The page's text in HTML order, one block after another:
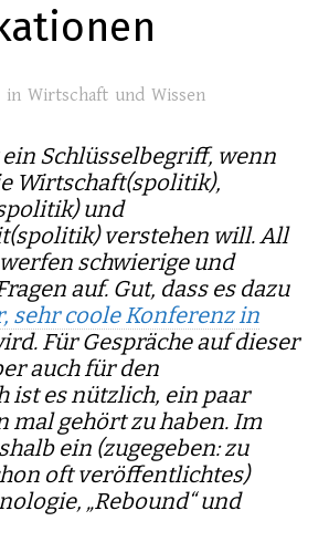
inWirtschaft und Wissen
Schlüsselbegriff, wenn
Wirtschaft(spolitik),
und
verstehen will. All
schwierige und
auf. Gut, dass es dazu
sehr coole Konferenz in
Für Gespräche auf dieser
auch für den
ist es nützlich, ein paar
mal gehört zu haben. Im
ein (zugegeben: zu
oft veröffentlichtes)
„Rebound“ und